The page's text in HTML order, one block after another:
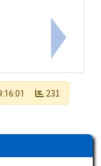
高級中學辦理「AI實
下一筆：
231